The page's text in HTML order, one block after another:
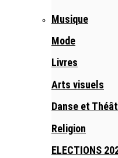
Musique
Mode
Livres
Arts visuels
Danse et
Religion
ELECTIONS